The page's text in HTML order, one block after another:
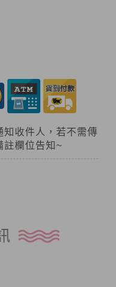
知收件人，若不需傳
註欄位告知~